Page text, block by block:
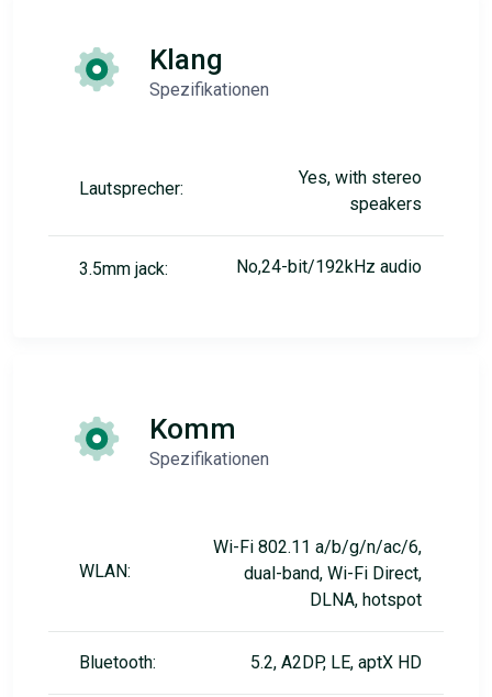
Klang
Spezifikationen
Lautsprecher:
Yes, with stereo
speakers
3.5mm jack: No,24-bit/192kHz audio
Komm
Spezifikationen
WLAN:
Wi-Fi 802.11 a/b/g/n/ac/6,
dual-band, Wi-Fi Direct,
DLNA, hotspot
Bluetooth: 5.2, A2DP, LE, aptX HD